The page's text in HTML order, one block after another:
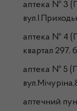
аптека № 3
аптека № 4
квартал 297,
аптека № 5
аптечний